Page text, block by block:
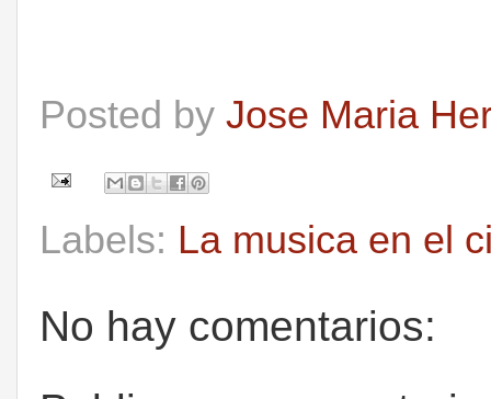
Posted by Jose Maria
Labels: La musica en el
No hay comentarios: